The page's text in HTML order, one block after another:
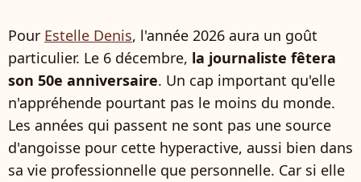
Pour Estelle Denis, l'année 2026 aura un goût
particulier. Le 6 décembre, la journaliste fêtera
son 50e anniversaire. Un cap important qu'elle
n'appréhende pourtant pas le moins du monde.
Les années qui passent ne sont pas une source
d'angoisse pour cette hyperactive, aussi bien dans
sa vie professionnelle que personnelle. Car si elle